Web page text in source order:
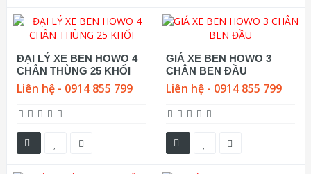
ĐẠI LÝ XE BEN HOWO 4
CHÂN THÙNG 25 KHỐI
Liên hệ - 0914 855 799
GIÁ XE BEN HOWO 3
CHÂN BEN ĐẦU
Liên hệ - 0914 855 799